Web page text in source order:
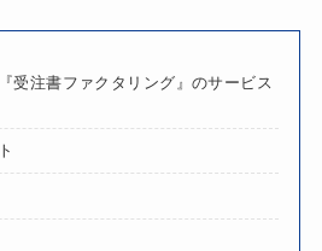
受注書ファクタリング』のサービス